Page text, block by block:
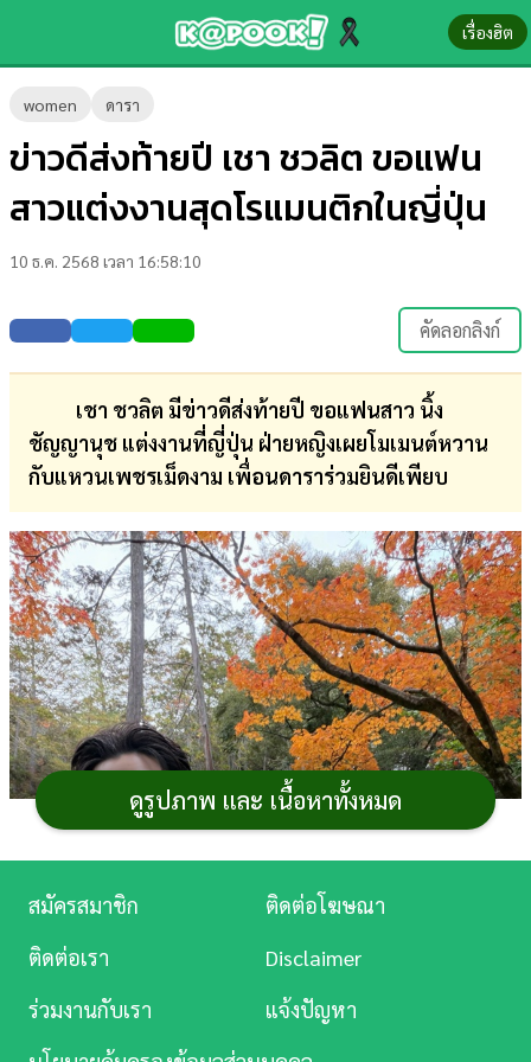
เรื่องฮิต
women ดารา
ข่าวดีส่งท้ายปี เชา ชวลิต ขอแฟน
สาวแต่งงานสุดโรแมนติกในญี่ปุ่น
10 ธ.ค. 2568 เวลา 16:58:10
คัดลอกลิงก์
เชา ชวลิต มีข่าวดีส่งท้ายปี ขอแฟนสาว นิ้ง
ชัญญานุช แต่งงานที่ญี่ปุ่น ฝ่ายหญิงเผยโมเมนต์หวาน
กับแหวนเพชรเม็ดงาม เพื่อนดาราร่วมยินดีเพียบ
ดูรูปภาพ และ เนื้อหาทั้งหมด
ข่าว-
ความ
รู้
บันเทิง
ตรวจ
ผล
บอล
สด
การ
เงิน
การ
ศึกษา
บันเทิง
ดู
Music
สมัครสมาชิก
ติดต่อโฆษณา
ติดต่อเรา
Disclaimer
ร่วมงานกับเรา
แจ้งปัญหา